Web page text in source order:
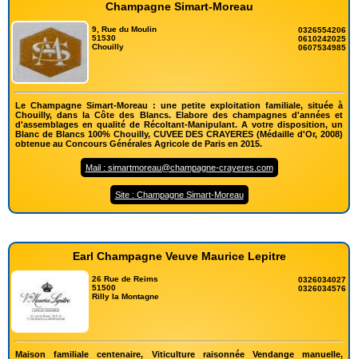
Champagne Simart-Moreau
9, Rue du Moulin
51530
Chouilly
0326554206
0610242025
0607534985
Le Champagne Simart-Moreau : une petite exploitation familiale, située à
Chouilly, dans la Côte des Blancs. Elabore des champagnes d'années et
d'assemblages en qualité de Récoltant-Manipulant. A votre disposition, un
Blanc de Blancs 100% Chouilly, CUVEE DES CRAYERES (Médaille d'Or, 2008)
obtenue au Concours Générales Agricole de Paris en 2015.
Mail : simartmoreau@champagne-crayeres.com
Site : Champagne Simart-Moreau
Earl Champagne Veuve Maurice Lepitre
26 Rue de Reims
51500
Rilly la Montagne
0326034027
0326034576
Maison familiale centenaire, Viticulture raisonnée Vendange manuelle,